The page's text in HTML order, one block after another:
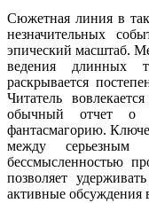
Сюжетная линия в
незначительных
эпический масштаб.
ведения длинных
раскрывается
Читатель
обычный отчет о
фантасмагорию.
между серьезным
бессмысленностью
позволяет
активные обсуждения